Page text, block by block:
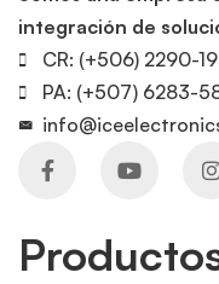
integración de
CR: (+506) 2290-
PA: (+507) 6283-